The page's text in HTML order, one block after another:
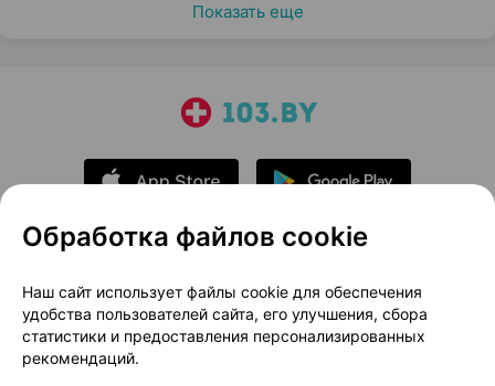
Показать еще
О проекте
Новости проекта
Размещение рекламы
Медицинский маркетинг
Публичный договор
Доставка
Обработка файлов cookie
Наш сайт использует файлы cookie для обеспечения
удобства пользователей сайта, его улучшения, сбора
статистики и предоставления персонализированных
рекомендаций.